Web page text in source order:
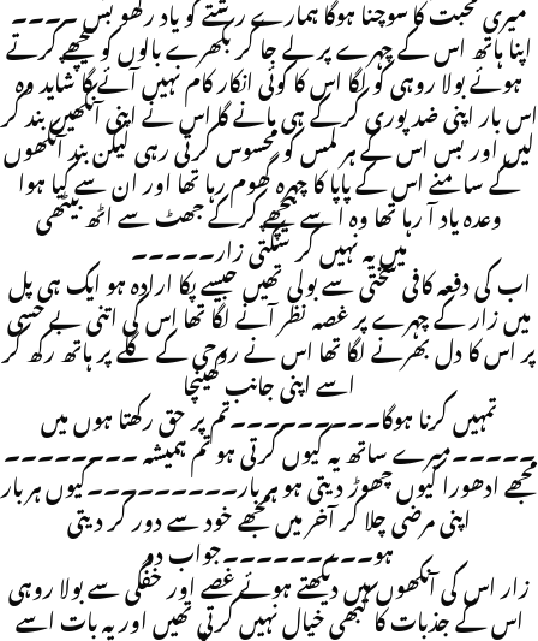
میری محبت کا سوچنا ہوگا ہمارے رشتے کو یاد رکھو بس ۔۔۔۔
اپنا ہاتھ اس کے چہرے پر لے جا کر بکھرے بالوں کو پیچھے کرتے
ہوئے بولا روہی کو لگا اس کا کوئی انکار کام نہیں آئے گا شاید وہ
اس بار اپنی ضد پوری کرکے ہی مانے گا اس نے اپنی آنکھیں بند کر
لیں اور بس اس کے ہر لمس کو محسوس کرتی رہی لیکن بند آنکھوں
کے سامنے اس کے پاپا کا چہرہ گھوم رہا تھا اور ان سے کیا ہوا
وعدہ یاد آ رہا تھا وہ ا سے پیچھے کرکے جھٹ سے اٹھ بیٹھی
میں یہ نہیں کر سکتی زار۔۔۔۔۔
اب کی دفعہ کافی سختی سے بولی تھیں جیسے پکا ارادہ ہو ایک ہی پل
میں زار کے چہرے پر غصہ نظر آنے لگا تھا اس کی اتنی بے حسی
پر اس کا دل بھرنے لگا تھا اس نے روحی کے گلے پر ہاتھ رکھ کر
اسے اپنی جانب کھینچا
تمہیں کرنا ہوگا۔۔۔۔۔۔۔۔۔تم پر حق رکھتا ہوں میں
۔۔۔۔۔میرے ساتھ یہ کیوں کرتی ہو تم ہمیشہ ۔۔۔۔۔۔۔۔
مجھے ادھورا کیوں چھوڑ دیتی ہو ہر بار۔۔۔۔۔۔۔۔۔کیوں ہر بار
اپنی مرضی چلا کر آخر میں مجھے خود سے دور کر دیتی
ہو۔۔۔۔۔۔۔۔۔جواب دو
زار اس کی آنکھوں میں دیکھتے ہوئے غصے اور خفگی سے بولا روہی
اس کے جذبات کا کبھی خیال نہیں کرتی تھیں اور یہ بات اسے